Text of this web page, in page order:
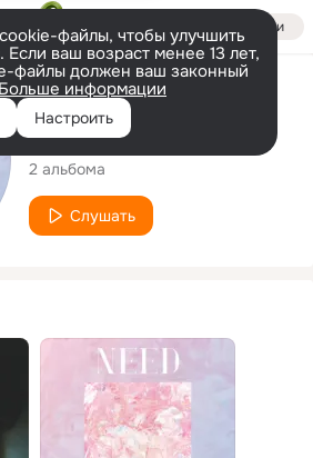
Войти
файлы, чтобы улучшить
Если ваш возраст менее 13 лет,
файлы должен ваш законный
Больше информации
Настроить
Исполнитель
euneun
2 альбома
Слушать